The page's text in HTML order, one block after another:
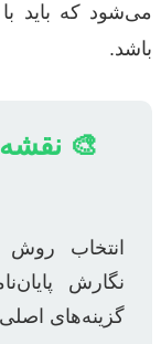
می‌شود که باید
باشد.
🎨
انتخاب
نگارش
گزینه‌های